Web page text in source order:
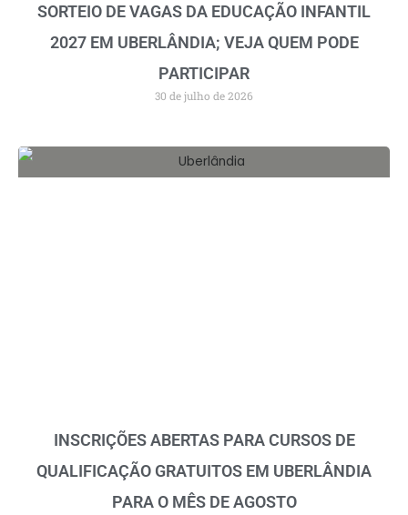
SORTEIO DE VAGAS DA EDUCAÇÃO INFANTIL
2027 EM UBERLÂNDIA; VEJA QUEM PODE
PARTICIPAR
30 de julho de 2026
INSCRIÇÕES ABERTAS PARA CURSOS DE
QUALIFICAÇÃO GRATUITOS EM UBERLÂNDIA
PARA O MÊS DE AGOSTO